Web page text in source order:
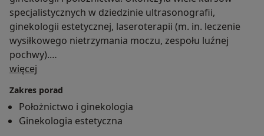
specjalistycznych w dziedzinie ultrasonografii,
ginekologii estetycznej, laseroterapii (m. in. leczenie
wysiłkowego nietrzymania moczu, zespołu luźnej
pochwy).
Od wielu lat praktykuje na Oddziale Ginekologiczno-
więcej
Zakres porad
Położnictwo i ginekologia
Ginekologia estetyczna